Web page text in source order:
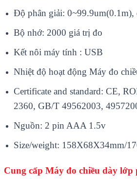
Độ phân giải: 0~99.9um(0.1m),
Bộ nhớ: 2000 giá trị đo
Kết nôi máy tính : USB
Nhiệt độ hoạt động Máy đo
Certificate and standard: CE,
2360, GB/T 49562003,
Nguồn: 2 pin AAA 1.5v
Size/weight: 158X68X34mm/
Cung cấp Máy đo chiều dày lớp